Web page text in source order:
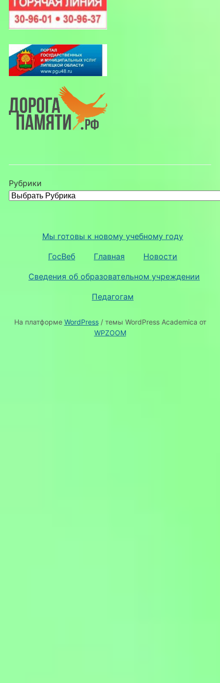
Рубрики
Мы готовы к новому учебному году
ГосВеб Главная Новости
Сведения об образовательном учреждении
Педагогам
На платформе WordPress/ темы WordPress Academica от
WPZOOM